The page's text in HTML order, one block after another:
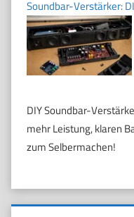
Soundbar-Verstärker:
DIY Soundbar-
mehr Leistung, klaren
zum Selbermachen!